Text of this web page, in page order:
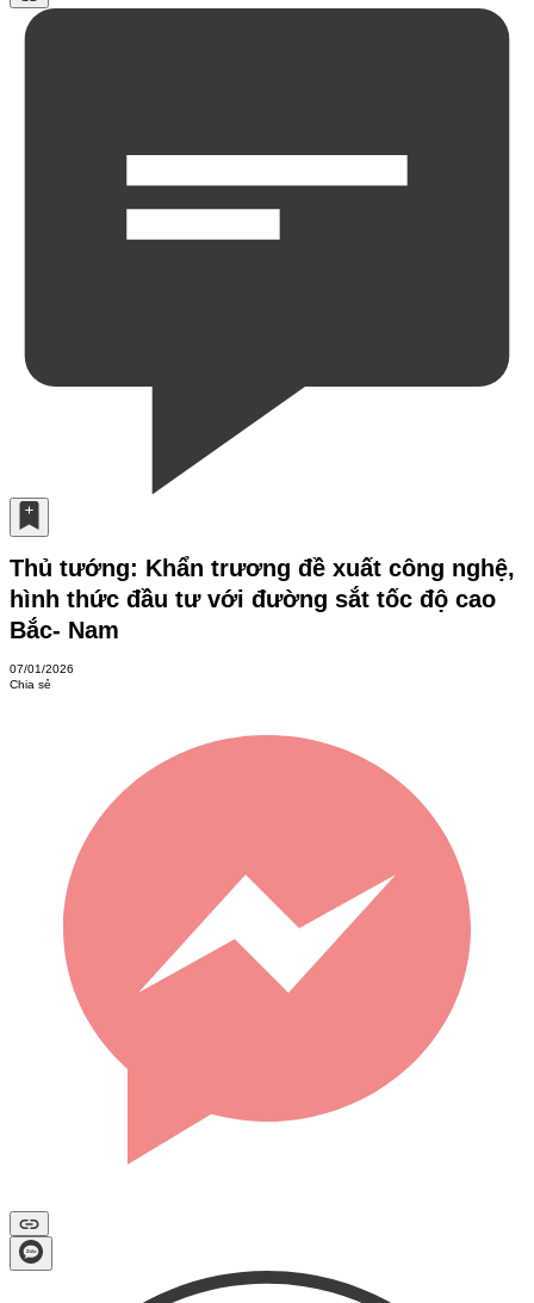
Thủ tướng: Khẩn trương đề xuất công nghệ,
hình thức đầu tư với đường sắt tốc độ cao
Bắc- Nam
07/01/2026
Chia sẻ